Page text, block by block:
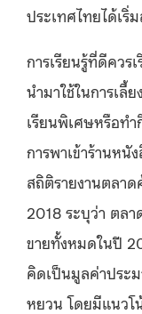
ประเทศไทยได้เ
การเรียนรู้ที่ดีคว
นำมาใช้ในการเ
เรียนพิเศษหรือทำ
การพาเข้าร้านห
สถิติรายงานตลา
2018 ระบุว่า ตล
ขายทั้งหมดในปี
คิดเป็นมูลค่าประ
หยวน โดยมีแนวโ